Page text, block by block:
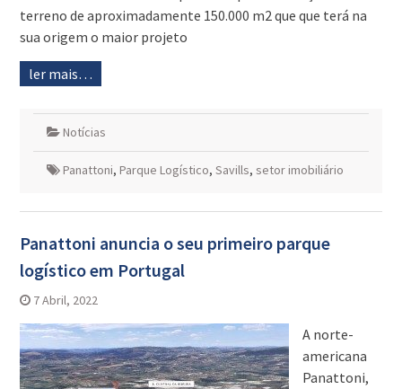
terreno de aproximadamente 150.000 m2 que que terá na
sua origem o maior projeto
ler mais…
Notícias
Panattoni, Parque Logístico, Savills, setor imobiliário
Panattoni anuncia o seu primeiro parque
logístico em Portugal
7 Abril, 2022
A norte-
americana
Panattoni,